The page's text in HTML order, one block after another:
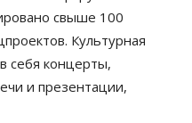
свыше 100
Культурная
себя концерты,
и презентации,